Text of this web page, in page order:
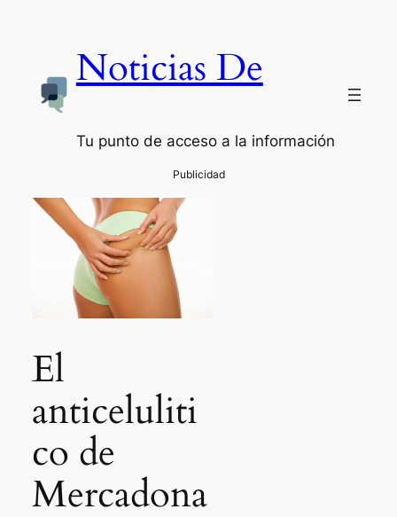
Noticias De
Tu punto de acceso a la información
El
anticeluliti
co de
Mercadona